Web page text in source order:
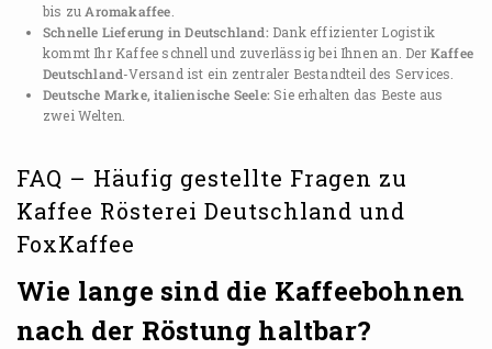
bis zu Aromakaffee
Schnelle Lieferung in Deutschland: Dank effizienter Logistik
kommt Ihr Kaffee schnell und zuverlässig bei Ihnen an. Der Kaffee
Deutschland-Versand ist ein zentraler Bestandteil des Services.
Deutsche Marke, italienische Seele: Sie erhalten das Beste aus
zwei Welten.
FAQ – Häufig gestellte Fragen zu
Kaffee Rösterei Deutschland und
FoxKaffee
Wie lange sind die Kaffeebohnen
nach der Röstung haltbar?